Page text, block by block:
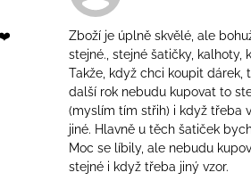
❤️
Zboží je úplně skvělé, ale
stejné., stejné šatičky, kalhoty,
Takže, když chci koupit dárek,
další rok nebudu kupovat to
(myslím tím střih) i když třeba
jiné. Hlavně u těch šatiček
Moc se líbily, ale nebudu
stejné i když třeba jiný vzor.